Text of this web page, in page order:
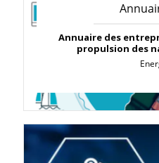
Annuaire des
propulsion des